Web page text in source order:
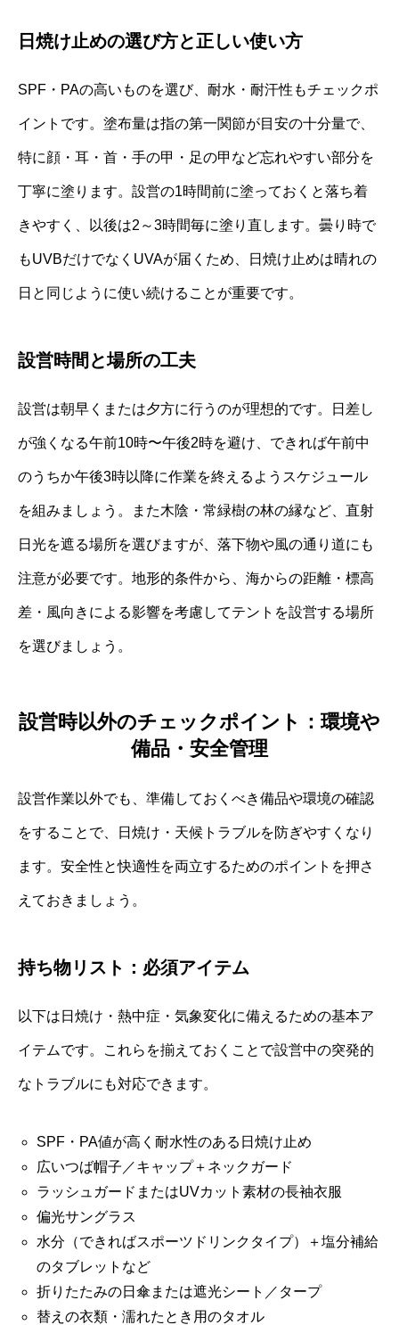
日焼け止めの選び方と正しい使い方
SPF・PAの高いものを選び、耐水・耐汗性もチェックポ
イントです。塗布量は指の第一関節が目安の十分量で、
特に顔・耳・首・手の甲・足の甲など忘れやすい部分を
丁寧に塗ります。設営の1時間前に塗っておくと落ち着
きやすく、以後は2～3時間毎に塗り直します。曇り時で
もUVBだけでなくUVAが届くため、日焼け止めは晴れの
日と同じように使い続けることが重要です。
設営時間と場所の工夫
設営は朝早くまたは夕方に行うのが理想的です。日差し
が強くなる午前10時〜午後2時を避け、できれば午前中
のうちか午後3時以降に作業を終えるようスケジュール
を組みましょう。また木陰・常緑樹の林の縁など、直射
日光を遮る場所を選びますが、落下物や風の通り道にも
注意が必要です。地形的条件から、海からの距離・標高
差・風向きによる影響を考慮してテントを設営する場所
を選びましょう。
設営時以外のチェックポイント：環境や
備品・安全管理
設営作業以外でも、準備しておくべき備品や環境の確認
をすることで、日焼け・天候トラブルを防ぎやすくなり
ます。安全性と快適性を両立するためのポイントを押さ
えておきましょう。
持ち物リスト：必須アイテム
以下は日焼け・熱中症・気象変化に備えるための基本ア
イテムです。これらを揃えておくことで設営中の突発的
なトラブルにも対応できます。
SPF・PA値が高く耐水性のある日焼け止め
広いつば帽子／キャップ＋ネックガード
ラッシュガードまたはUVカット素材の長袖衣服
偏光サングラス
水分（できればスポーツドリンクタイプ）＋塩分補給
のタブレットなど
折りたたみの日傘または遮光シート／タープ
替えの衣類・濡れたとき用のタオル